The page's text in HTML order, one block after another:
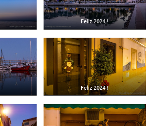
Feliz 2024 !
Feliz 2024 !